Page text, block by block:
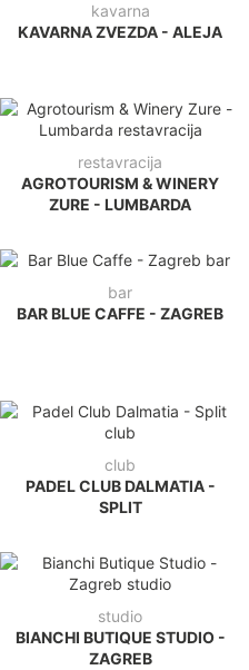
kavarna
KAVARNA ZVEZDA - ALEJA
restavracija
AGROTOURISM & WINERY
ZURE - LUMBARDA
bar
BAR BLUE CAFFE - ZAGREB
club
PADEL CLUB DALMATIA -
SPLIT
studio
BIANCHI BUTIQUE STUDIO -
ZAGREB